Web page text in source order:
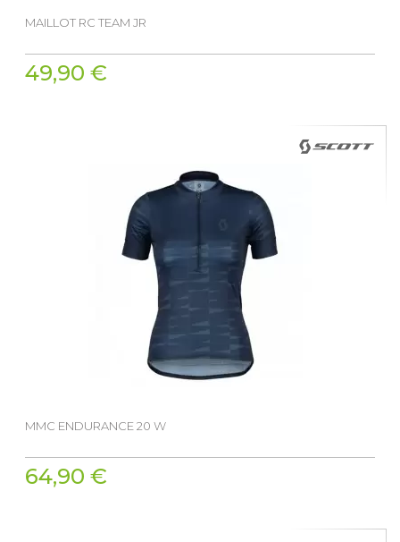
MAILLOT RC TEAM JR
49,90 €
MMC ENDURANCE 20 W
64,90 €